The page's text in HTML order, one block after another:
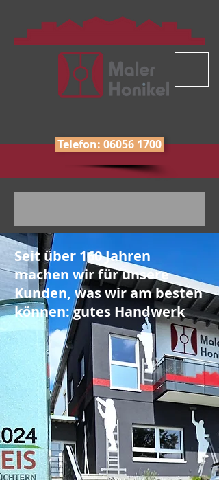
Telefon: 06056 1700
Seit über 160 Jahren
machen wir für unsere
Kunden, was wir am besten
können: gutes Handwerk